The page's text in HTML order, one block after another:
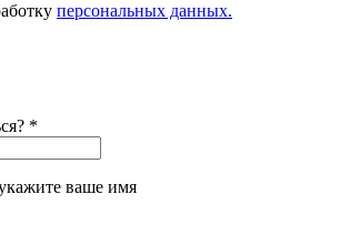
персональных данных.
*
ваше имя